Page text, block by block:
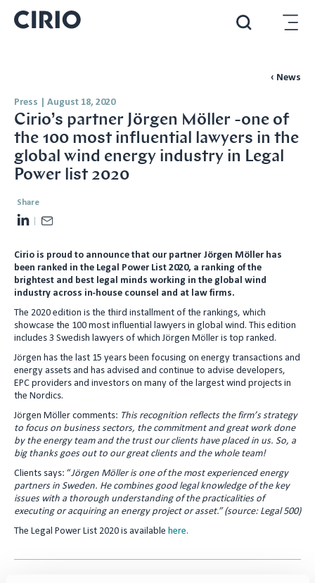
‹ News
Press August 18, 2020
Cirio’s partner Jörgen Möller -one of
the 100 most influential lawyers in the
global wind energy industry in Legal
Power list 2020
Share
L
n
k
e
d
I
a
l
Cirio is proud to announce that our partner Jörgen Möller has
been ranked in the Legal Power List 2020, a ranking of the
brightest and best legal minds working in the global wind
industry across in-house counsel and at law firms.
The 2020 edition is the third installment of the rankings, which
showcase the 100 most influential lawyers in global wind. This edition
includes 3 Swedish lawyers of which Jörgen Möller is top ranked.
Jörgen has the last 15 years been focusing on energy transactions and
energy assets and has advised and continue to advise developers,
EPC providers and investors on many of the largest wind projects in
the Nordics.
Jörgen Möller comments: This recognition reflects the firm’s strategy
to focus on business sectors, the commitment and great work done
by the energy team and the trust our clients have placed in us. So, a
big thanks goes out to our great clients and the whole team!
Clients says: “Jörgen Möller is one of the most experienced energy
partners in Sweden. He combines good legal knowledge of the key
issues with a thorough understanding of the practicalities of
executing or acquiring an energy project or asset.” (source: Legal 500)
The Legal Power List 2020 is available here.